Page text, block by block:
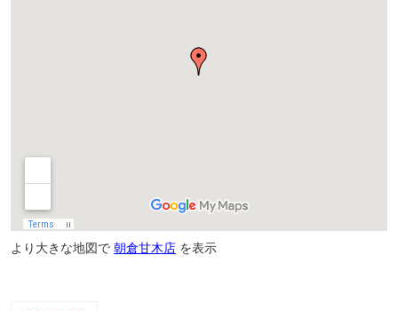
より大きな地図で 朝倉甘木店 を表示